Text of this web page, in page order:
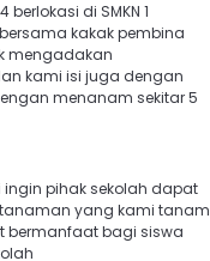
di SMKN 1
kakak pembina
mengadakan
kami isi juga dengan
menanam sekitar 5
pihak sekolah dapat
yang kami tanam
bermanfaat bagi siswa